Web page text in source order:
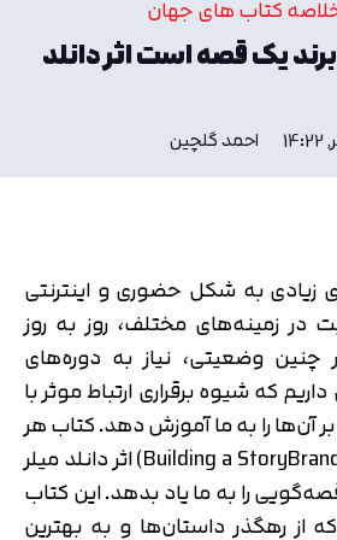
کتاب های جهان
یک قصه است اثر دانلد
احمد گلچین
زیادی به شکل حضوری و اینترنتی
در زمینه‌های مختلف، روز به روز
وضعیتی، نیاز به دوره‌های
که شیوه برقراری ارتباط موثر با
بر آن‌ها را به ما آموزش دهد. کتاب هر
برند یک قصه است (Building a StoryBrand) اثر دانلد میلر
را به ما یاد بدهد. این کتاب
رهگذر داستان‌ها و به بهترین